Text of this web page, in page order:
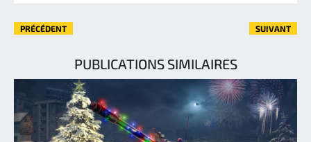
PRÉCÉDENT SUIVANT
PUBLICATIONS SIMILAIRES